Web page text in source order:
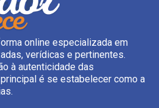
online especializada em
verídicas e pertinentes.
à autenticidade das
é se estabelecer como a